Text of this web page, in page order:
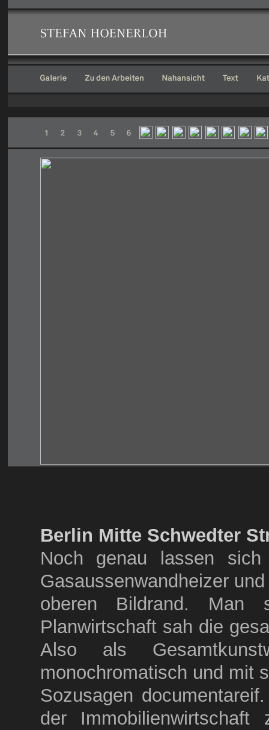
Berlin Mitte Schwedter
Noch genau lassen
Gasaussenwandheizer
oberen Bildrand. Man
Planwirtschaft sah die
Also als
monochromatisch und mit
Sozusagen
der Immobilienwirtschaft